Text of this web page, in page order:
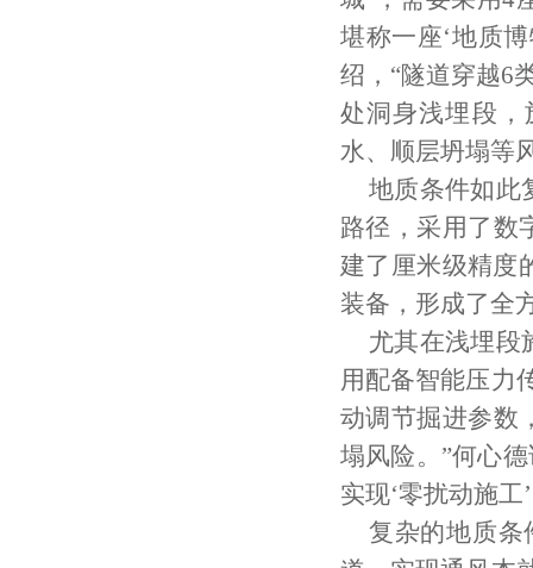
堪称一座‘地质
绍，“隧道穿越6
处洞身浅埋段
水、顺层坍塌等
地质条件如此
路径，采用了数
建了厘米级精度
装备，形成了全
尤其在浅埋段
用配备智能压力
动调节掘进参数
塌风险。”何心
实现‘零扰动施工
复杂的地质条